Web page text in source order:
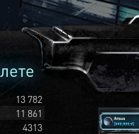
13 782
11 861
4313